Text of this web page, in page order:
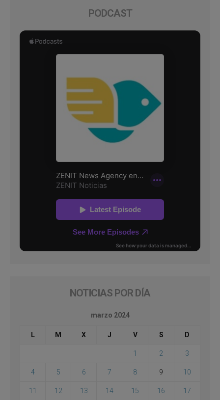
PODCAST
NOTICIAS POR DÍA
marzo 2024
L M X J V S D
1 2 3
4 5 6 7 8 9 10
11 12 13 14 15 16 17